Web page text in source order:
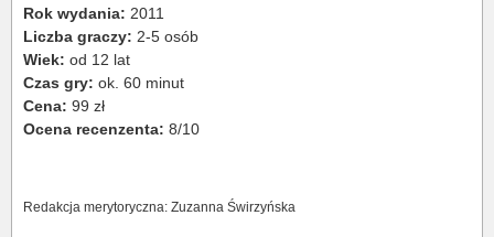
Rok wydania: 2011
Liczba graczy: 2-5 osób
Wiek: od 12 lat
Czas gry: ok. 60 minut
Cena: 99 zł
Ocena recenzenta: 8/10
Redakcja merytoryczna: Zuzanna Świrzyńska